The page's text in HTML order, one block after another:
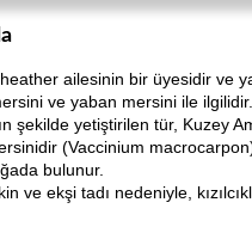
heather ailesinin bir üyesidir ve
ve yaban mersini ile ilgilidir.
şekilde yetiştirilen tür, Kuzey
(Vaccinium
bulunur.
ve ekşi tadı nedeniyle,